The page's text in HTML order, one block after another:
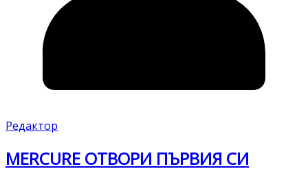
Редактор
MERCURE ОТВОРИ ПЪРВИЯ СИ